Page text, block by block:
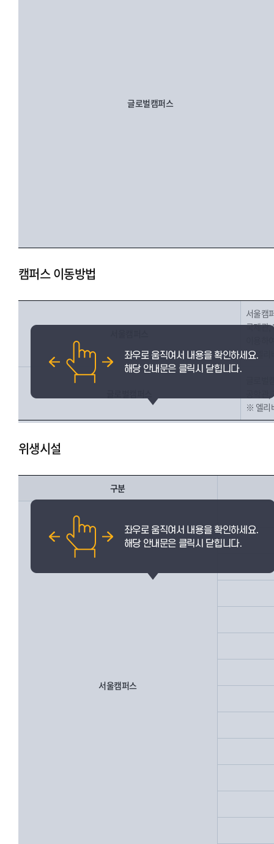
글로벌캠퍼스
캠퍼스 이동방법
서울캠
국제관,
※ 엘리
공학
※ 엘리
위생시설
구분
서울캠퍼스